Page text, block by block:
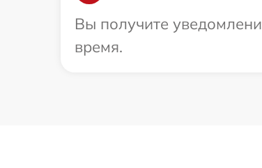
Вы получите
время.